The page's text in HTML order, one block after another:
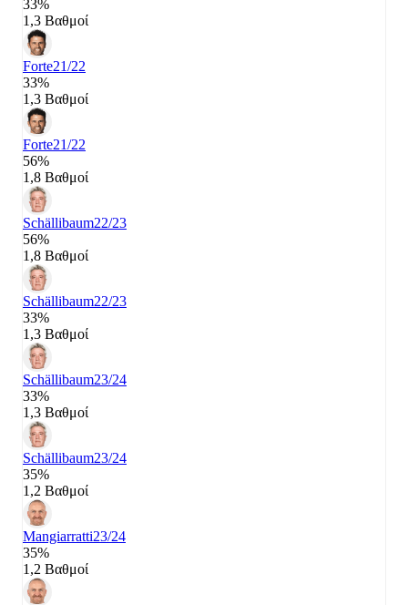
33%
1,3 Βαθμοί
Forte21/22
33%
1,3 Βαθμοί
Forte21/22
56%
1,8 Βαθμοί
Schällibaum22/23
56%
1,8 Βαθμοί
Schällibaum22/23
33%
1,3 Βαθμοί
Schällibaum23/24
33%
1,3 Βαθμοί
Schällibaum23/24
35%
1,2 Βαθμοί
Mangiarratti23/24
35%
1,2 Βαθμοί